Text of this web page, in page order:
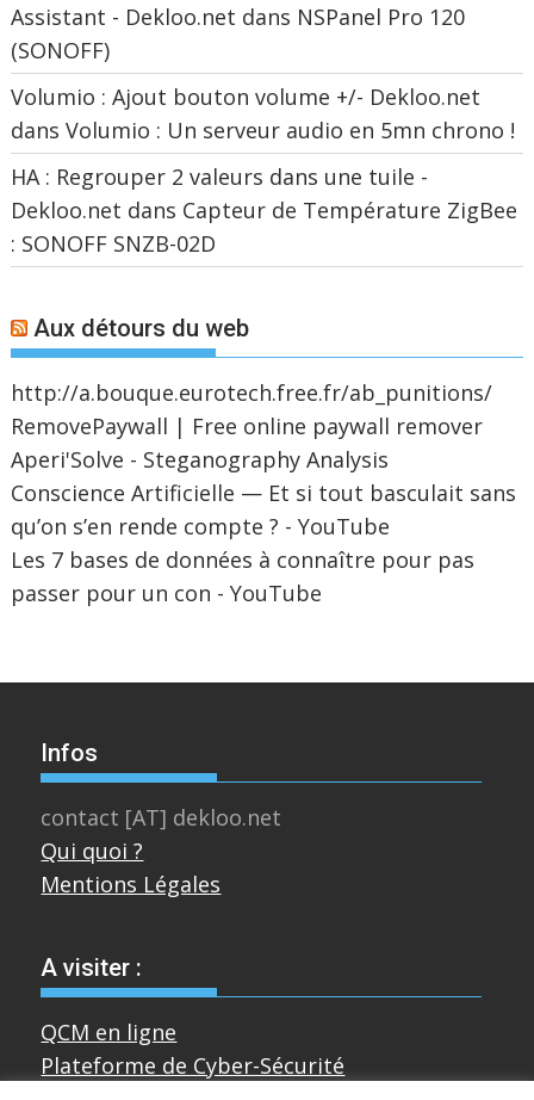
Assistant - Dekloo.net dans NSPanel Pro 120
(SONOFF)
Volumio : Ajout bouton volume +/- Dekloo.net
dansVolumio : Un serveur audio en 5mn chrono !
HA : Regrouper 2 valeurs dans une tuile -
Dekloo.net dans Capteur de Température ZigBee
: SONOFF SNZB-02D
Aux détours du web
http://a.bouque.eurotech.free.fr/ab_punitions/
RemovePaywall | Free online paywall remover
Aperi'Solve - Steganography Analysis
Conscience Artificielle — Et si tout basculait sans
qu’on s’en rende compte ? - YouTube
Les 7 bases de données à connaître pour pas
passer pour un con - YouTube
Infos
contact [AT] dekloo.net
Qui quoi ?
Mentions Légales
A visiter :
QCM en ligne
Plateforme de Cyber-Sécurité